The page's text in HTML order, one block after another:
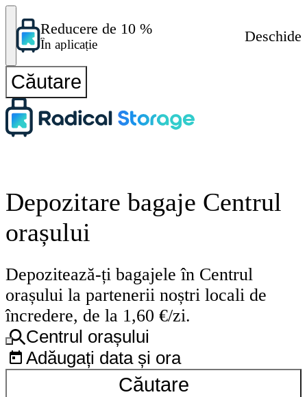
Reducere de 10 %
În aplicație
Deschide
Căutare
Depozitare bagaje Centrul
orașului
Depozitează-ți bagajele în Centrul
orașului la partenerii noștri locali de
încredere, de la 1,60 €/zi.
Centrul orașului
Adăugați data și ora
Căutare